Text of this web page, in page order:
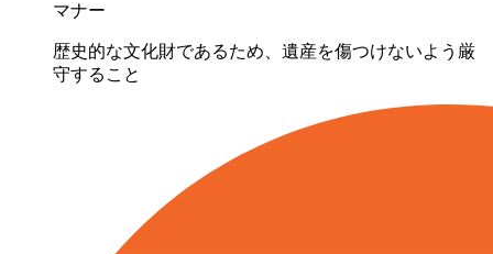
マナー
歴史的な文化財であるため、遺産を傷つけないよう厳
守すること